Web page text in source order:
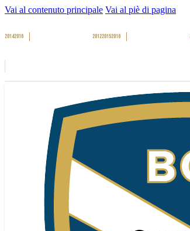
Vai al contenuto principale Vai al piè di pagina
20142016 201220152016